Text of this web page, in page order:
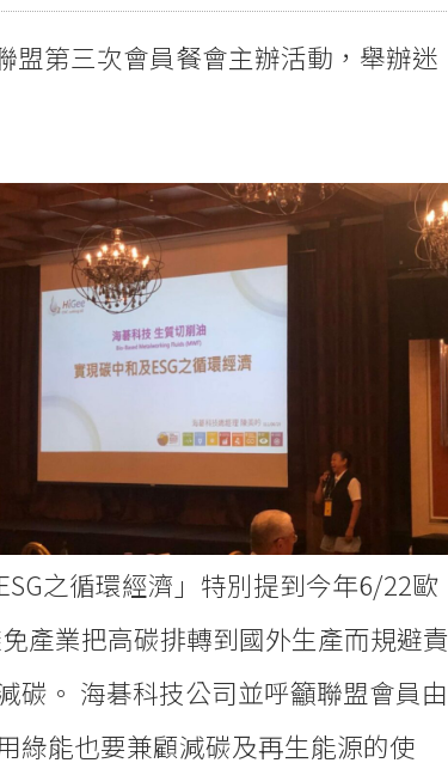
盟第三次會員餐會主辦活動，舉辦迷
之循環經濟」特別提到今年6/22歐
產業把高碳排轉到國外生產而規避責
碳。 海碁科技公司並呼籲聯盟會員由
綠能也要兼顧減碳及再生能源的使